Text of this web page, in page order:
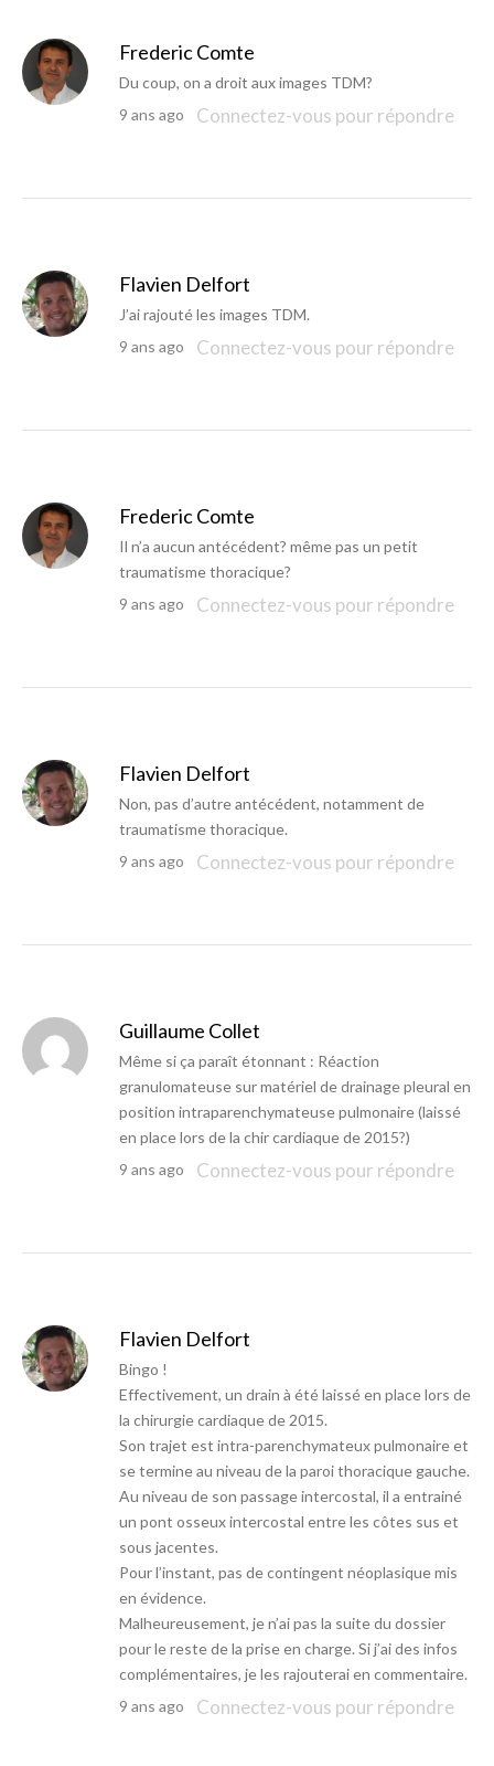
Frederic Comte
Du coup, on a droit aux images TDM?
9 ans ago
Connectez-vous pour répondre
Flavien Delfort
J’ai rajouté les images TDM.
9 ans ago
Connectez-vous pour répondre
Frederic Comte
Il n’a aucun antécédent? même pas un petit
traumatisme thoracique?
9 ans ago
Connectez-vous pour répondre
Flavien Delfort
Non, pas d’autre antécédent, notamment de
traumatisme thoracique.
9 ans ago
Connectez-vous pour répondre
Guillaume Collet
Même si ça paraît étonnant : Réaction
granulomateuse sur matériel de drainage pleural en
position intraparenchymateuse pulmonaire (laissé
en place lors de la chir cardiaque de 2015?)
9 ans ago
Connectez-vous pour répondre
Flavien Delfort
Bingo !
Effectivement, un drain à été laissé en place lors de
la chirurgie cardiaque de 2015.
Son trajet est intra-parenchymateux pulmonaire et
se termine au niveau de la paroi thoracique gauche.
Au niveau de son passage intercostal, il a entrainé
un pont osseux intercostal entre les côtes sus et
sous jacentes.
Pour l’instant, pas de contingent néoplasique mis
en évidence.
Malheureusement, je n’ai pas la suite du dossier
pour le reste de la prise en charge. Si j’ai des infos
complémentaires, je les rajouterai en commentaire.
9 ans ago
Connectez-vous pour répondre